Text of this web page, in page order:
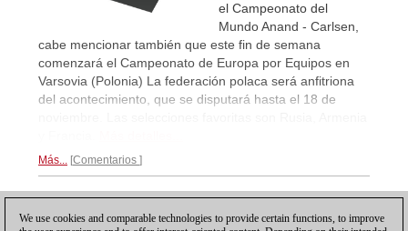
el Campeonato del
Mundo Anand - Carlsen,
cabe mencionar también que este fin de semana
comenzará el Campeonato de Europa por Equipos en
Varsovia (Polonia) La federación polaca será anfitriona
del acontecimiento, que se disputará hasta el 18 de
Más... Comentarios
We use cookies and comparable technologies to provide certain functions, to improve